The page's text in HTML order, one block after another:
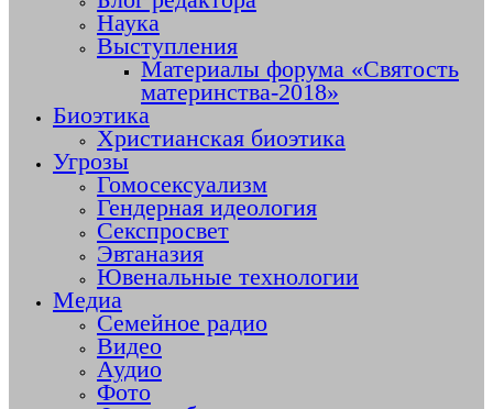
Наука
Выступления
Материалы форума «Святость
материнства-2018»
Биоэтика
Христианская биоэтика
Угрозы
Гомосексуализм
Гендерная идеология
Секспросвет
Эвтаназия
Ювенальные технологии
Медиа
Семейное радио
Видео
Аудио
Фото